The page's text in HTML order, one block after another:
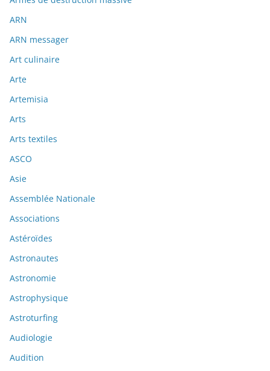
ARN
ARN messager
Art culinaire
Arte
Artemisia
Arts
Arts textiles
ASCO
Asie
Assemblée Nationale
Associations
Astéroïdes
Astronautes
Astronomie
Astrophysique
Astroturfing
Audiologie
Audition